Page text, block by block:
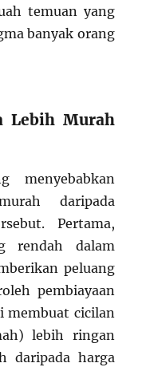
temuan yang
banyak orang
Lebih Murah
menyebabkan
daripada
Pertama,
rendah dalam
peluang
pembiayaan
membuat cicilan
lebih ringan
daripada harga